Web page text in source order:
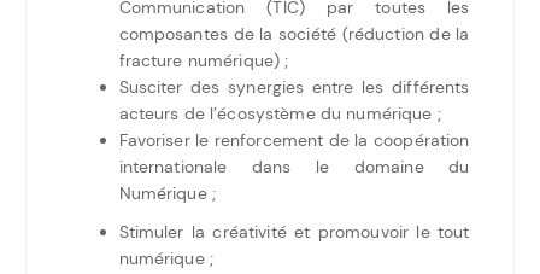
Communication (TIC) par toutes les
composantes de la société (réduction de la
fracture numérique) ;
Susciter des synergies entre les différents
acteurs de l’écosystème du numérique ;
Favoriser le renforcement de la coopération
internationale dans le domaine du
Numérique ;
Stimuler la créativité et promouvoir le tout
numérique ;